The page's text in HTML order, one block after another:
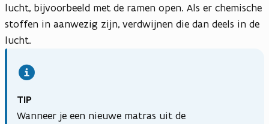
lucht, bijvoorbeeld met de ramen open. Als er chemische
stoffen in aanwezig zijn, verdwijnen die dan deels in de
lucht.
TIP
Wanneer je een nieuwe matras uit de